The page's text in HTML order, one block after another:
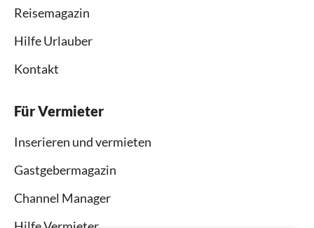
Reisemagazin
Hilfe Urlauber
Kontakt
Für Vermieter
Inserieren und vermieten
Gastgebermagazin
Channel Manager